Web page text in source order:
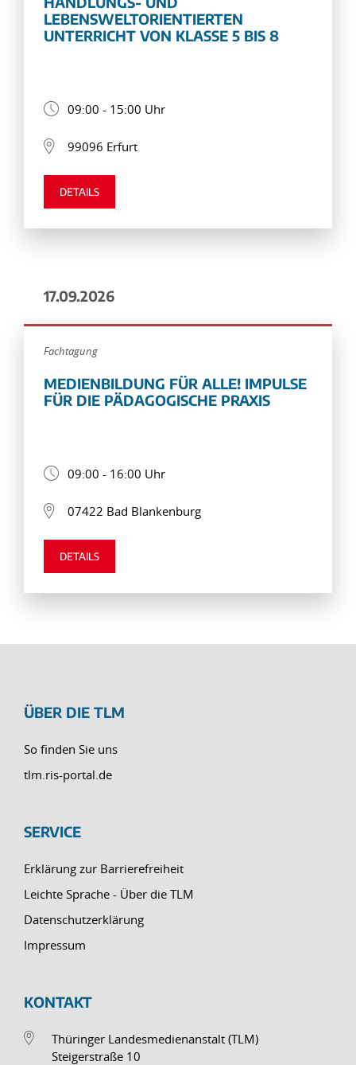
LEBENSWELTORIENTIERTEN
UNTERRICHT VON KLASSE 5 BIS 8
09:00 - 15:00 Uhr
99096 Erfurt
DETAILS
17.09.2026
Fachtagung
MEDIENBILDUNG FÜR ALLE! IMPULSE
FÜR DIE PÄDAGOGISCHE PRAXIS
09:00 - 16:00 Uhr
07422 Bad Blankenburg
DETAILS
ÜBER DIE TLM
So finden Sie uns
tlm.ris-portal.de
SERVICE
Erklärung zur Barrierefreiheit
Leichte Sprache - Über die TLM
Datenschutzerklärung
Impressum
KONTAKT
Thüringer Landesmedienanstalt (TLM)
Steigerstraße 10